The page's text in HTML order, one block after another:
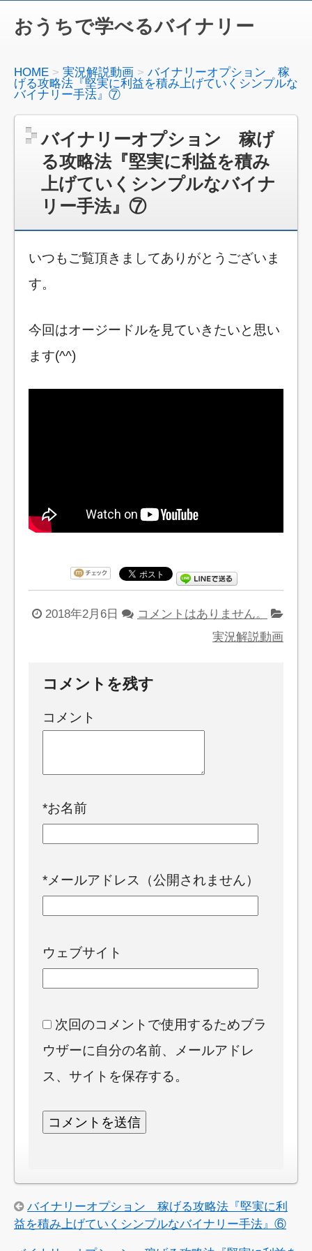
おうちで学べるバイナリー
HOME 実況解説動画
バイナリーオプション 稼
げる攻略法『堅実に利益を積み上げていくシンプルな
バイナリー手法』⑦
バイナリーオプション 稼げ
る攻略法『堅実に利益を積み
上げていくシンプルなバイナ
リー手法』⑦
いつもご覧頂きましてありがとうございま
す。
今回はオージードルを見ていきたいと思い
ます(^^)
2018年2月6日
コメントはありません。
実況解説動画
コメントを残す
コメント
*お名前
*メールアドレス（公開されません）
ウェブサイト
次回のコメントで使用するためブラ
ウザーに自分の名前、メールアドレ
ス、サイトを保存する。
バイナリーオプション 稼げる攻略法『堅実に利
益を積み上げていくシンプルなバイナリー手法』⑥